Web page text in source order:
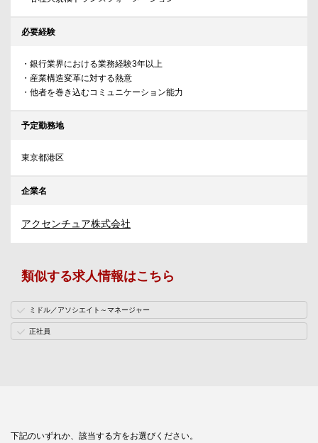
必要経験
・銀行業界における業務経験3年以上
・産業構造変革に対する熱意
・他者を巻き込むコミュニケーション能力
予定勤務地
東京都港区
企業名
アクセンチュア株式会社
類似する求人情報はこちら
ミドル／アソシエイト～マネージャー
正社員
下記のいずれか、該当する方をお選びください。